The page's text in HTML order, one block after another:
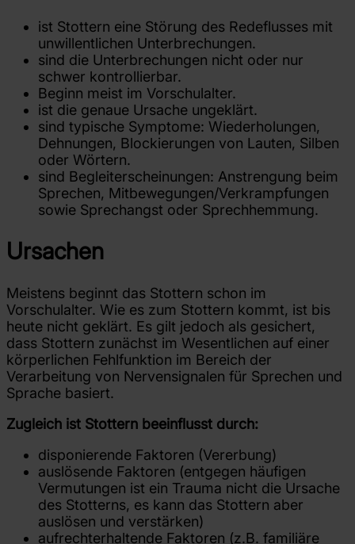
ist Stottern eine Störung des Redeflusses mit
unwillentlichen Unterbrechungen.
sind die Unterbrechungen nicht oder nur
schwer kontrollierbar.
Beginn meist im Vorschulalter.
ist die genaue Ursache ungeklärt.
sind typische Symptome: Wiederholungen,
Dehnungen, Blockierungen von Lauten, Silben
oder Wörtern.
sind Begleiterscheinungen: Anstrengung beim
Sprechen, Mitbewegungen/Verkrampfungen
sowie Sprechangst oder Sprechhemmung.
Ursachen
Meistens beginnt das Stottern schon im
Vorschulalter. Wie es zum Stottern kommt, ist bis
heute nicht geklärt. Es gilt jedoch als gesichert,
dass Stottern zunächst im Wesentlichen auf einer
körperlichen Fehlfunktion im Bereich der
Verarbeitung von Nervensignalen für Sprechen und
Sprache basiert.
Zugleich ist Stottern beeinflusst durch:
disponierende Faktoren (Vererbung)
auslösende Faktoren (entgegen häufigen
Vermutungen ist ein Trauma nicht die Ursache
des Stotterns, es kann das Stottern aber
auslösen und verstärken)
aufrechterhaltende Faktoren (z.B. familiäre